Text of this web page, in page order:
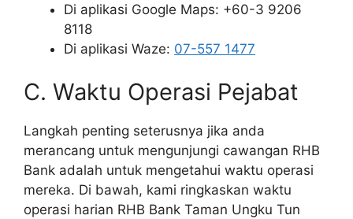
Di aplikasi Google Maps: +60-3 9206
8118
Di aplikasi Waze: 07-557 1477
C. Waktu Operasi Pejabat
Langkah penting seterusnya jika anda
merancang untuk mengunjungi cawangan RHB
Bank adalah untuk mengetahui waktu operasi
mereka. Di bawah, kami ringkaskan waktu
operasi harian RHB Bank Taman Ungku Tun